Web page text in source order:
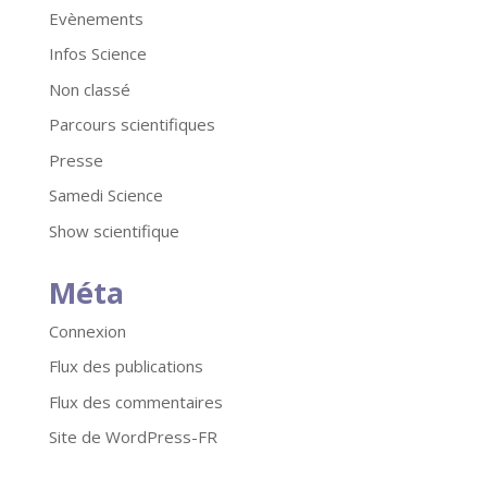
Evènements
Infos Science
Non classé
Parcours scientifiques
Presse
Samedi Science
Show scientifique
Méta
Connexion
Flux des publications
Flux des commentaires
Site de WordPress-FR